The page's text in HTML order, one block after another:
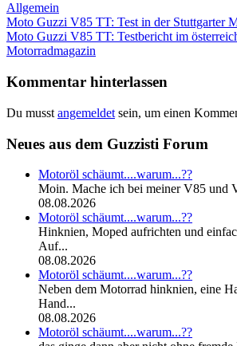
Allgemein
Beitragsnavigation
Vorheriger
Beitrag:
Moto Guzzi V85 TT: Test in der Stuttgarter
Nächster
Beitrag:
Moto Guzzi V85 TT: Testbericht im
Motorradmagazin
Kommentar hinterlassen
Du musst angemeldet sein, um einen
Neues aus dem Guzzisti Forum
Motoröl schäumt....warum...??
Moin. Mache ich bei meiner V85 und
08.08.2026
Motoröl schäumt....warum...??
Hinknien, Moped aufrichten und
Auf...
08.08.2026
Motoröl schäumt....warum...??
Neben dem Motorrad hinknien, eine
Hand...
08.08.2026
Motoröl schäumt....warum...??